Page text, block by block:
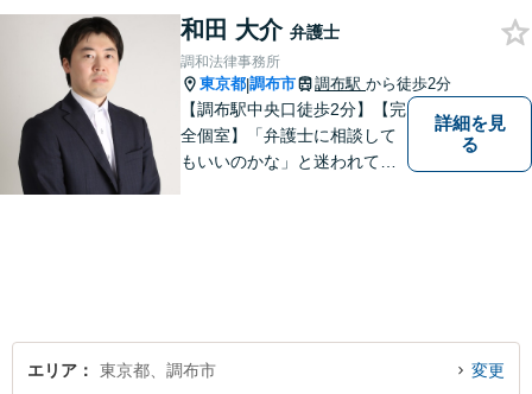
和田 大介 弁護士
調和法律事務所
東京都|調布市 調布駅 から徒歩2分
【調布駅中央口徒歩2分】【完
全個室】「弁護士に相談して
もいいのかな」と迷われてい
詳細を見
る
エリア 東京都、調布市 変更